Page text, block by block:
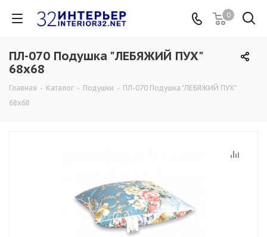
0
ПЛ-070 Подушка "ЛЕБЯЖИЙ ПУХ"
68х68
Главная - Каталог - Подушки - ПЛ-070 Подушка "ЛЕБЯЖИЙ ПУХ"
68х68